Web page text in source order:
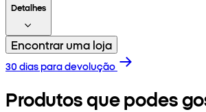
Detalhes
Encontrar uma loja
30 dias para devolução
Produtos que podes